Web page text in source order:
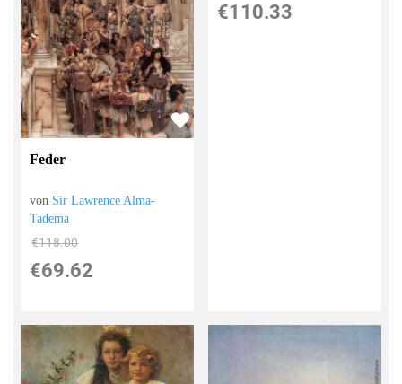
Feder
von Sir Lawrence Alma-
Tadema
€118.00
€69.62
€110.33